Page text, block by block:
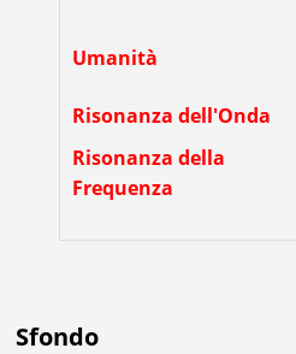
Umanità
Risonanza dell'Onda
Risonanza della
Frequenza
Sfondo